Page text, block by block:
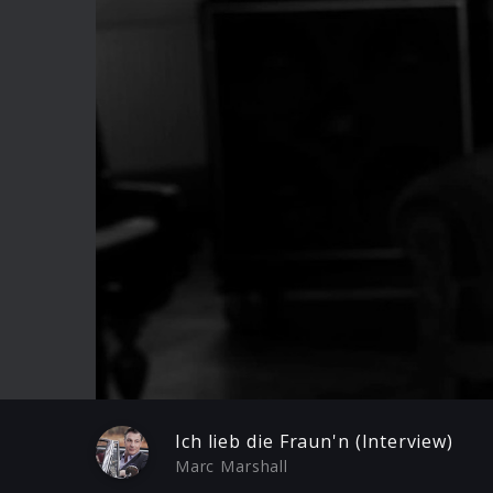
Play
Ich lieb die Fraun'n (Interview)
Marc Marshall